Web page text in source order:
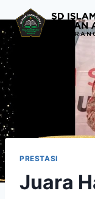
content
PRESTASI
Juara